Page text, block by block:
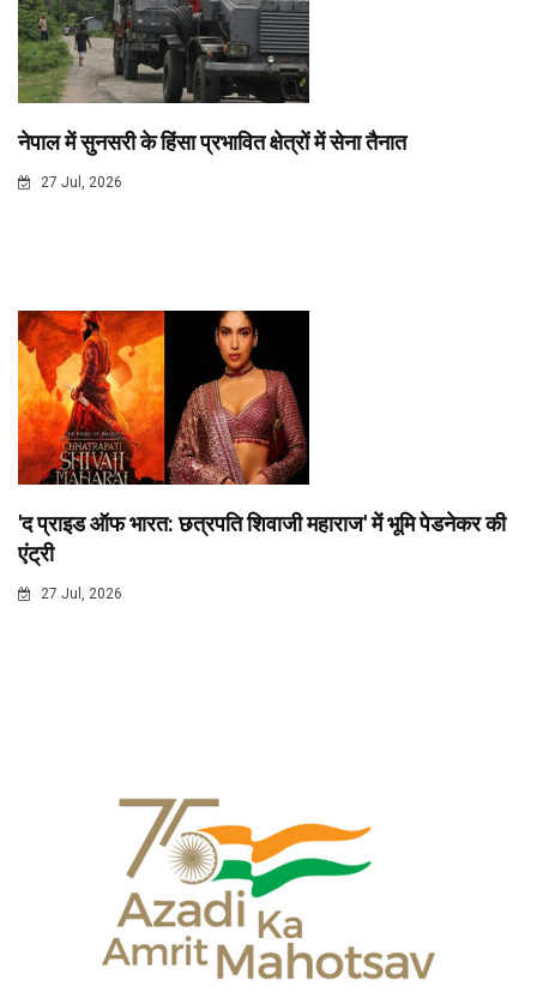
नेपाल में सुनसरी के हिंसा प्रभावित क्षेत्रों में सेना तैनात
27 Jul, 2026
'द प्राइड ऑफ भारत: छत्रपति शिवाजी महाराज' में भूमि पेडनेकर की
एंट्री
27 Jul, 2026